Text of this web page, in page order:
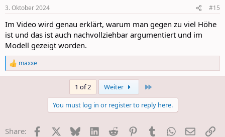
s
3. Oktober 2024 #15
Im Video wird genau erklärt, warum man gegen zu viel Höhe
ist und das ist auch nachvollziehbar argumentiert und im
Modell gezeigt worden.
R
e
s
maxxe
1 of 2 Weiter
You must log in or register to reply here.
Share: Facebook Bluesky LinkedInReddit PinterestTumblrWhatsApp
E-Mail